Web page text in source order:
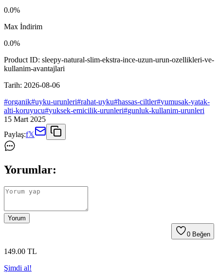
0.0%
Max İndirim
0.0%
Product ID: sleepy-natural-slim-ekstra-ince-uzun-urun-ozellikleri-ve-
kullanim-avantajlari
Tarih: 2026-08-06
#organik#uyku-urunleri#rahat-uyku#hassas-ciltler#yumusak-yatak-
alti-koruyucu#yuksek-emicilik-urunleri#gunluk-kullanim-urunleri
15 Mart 2025
Paylaş:f𝕏
Yorumlar:
Yorum
0 Beğen
149.00 TL
Şimdi al!